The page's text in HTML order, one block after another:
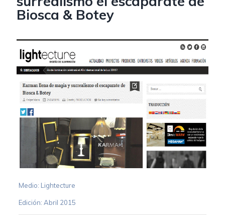
Biosca & Botey
Medio: Lightecture
Edición: Abril 2015